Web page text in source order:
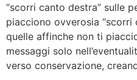
“scorri canto destra” sulle
piacciono ovverosia “scorri
quelle affinche non ti
messaggi solo
verso conservazione,